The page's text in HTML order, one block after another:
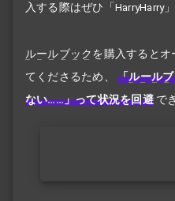
入する際はぜひ「HarryHarry
ルールブックを購入するとオ
てくださるため、
「ルール
ない……」って状況を回避 で